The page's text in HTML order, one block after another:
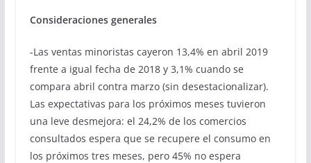
Consideraciones generales
-Las ventas minoristas cayeron 13,4% en abril 2019
frente a igual fecha de 2018 y 3,1% cuando se
compara abril contra marzo (sin desestacionalizar).
Las expectativas para los próximos meses tuvieron
una leve desmejora: el 24,2% de los comercios
consultados espera que se recupere el consumo en
los próximos tres meses, pero 45% no espera